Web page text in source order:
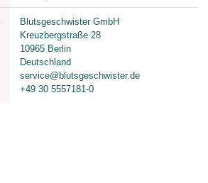
Blutsgeschwister GmbH
Kreuzbergstraße 28
10965 Berlin
Deutschland
service@blutsgeschwister.de
+49 30 5557181-0